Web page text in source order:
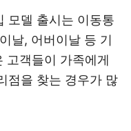
모델 출시는 이동통
날, 어버이날 등 기
고객들이 가족에게
점을 찾는 경우가 많